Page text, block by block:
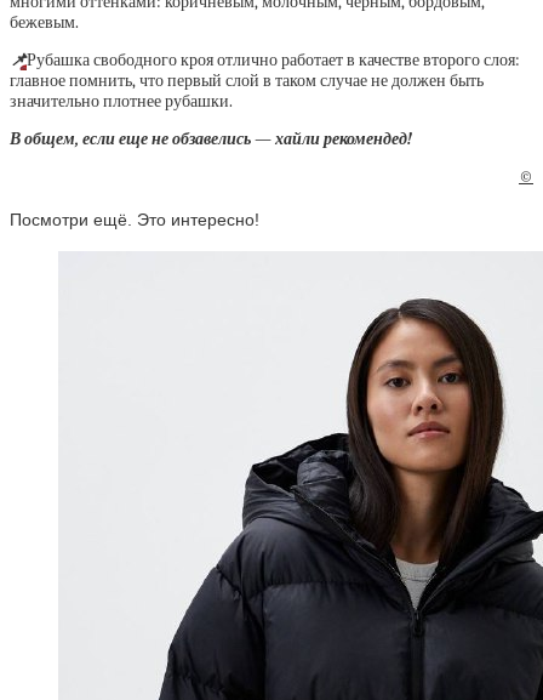
бежевым.
📌Рубашка свободного кроя отлично работает в качестве второго слоя:
главное помнить, что первый слой в таком случае не должен быть
значительно плотнее рубашки.
В общем, если еще не обзавелись — хайли рекомендед!
©
Посмотри ещё. Это интересно!